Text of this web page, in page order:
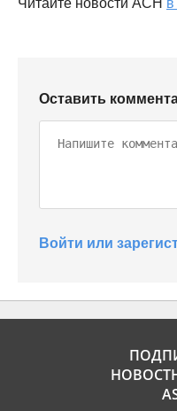
Читайте новости АСН
Оставить
Войти или